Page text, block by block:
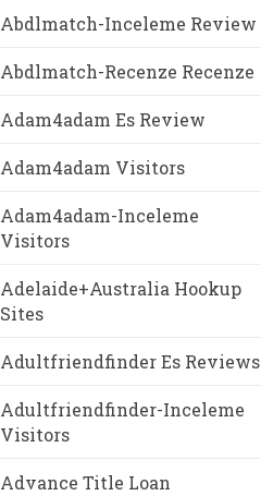
Abdlmatch-Inceleme Review
Abdlmatch-Recenze Recenze
Adam4adam Es Review
Adam4adam Visitors
Adam4adam-Inceleme
Visitors
Adelaide+Australia Hookup
Sites
Adultfriendfinder Es Reviews
Adultfriendfinder-Inceleme
Visitors
Advance Title Loan